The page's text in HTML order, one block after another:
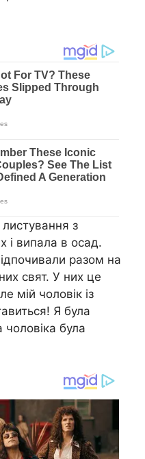
з
і випала в осад.
разом на
свят. У них це
мій чоловік із
Я була
була